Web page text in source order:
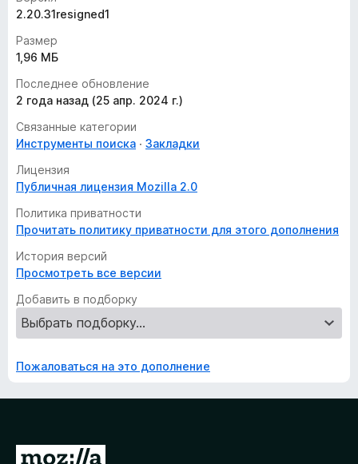
2.20.31resigned1
Размер
1,96 МБ
Последнее обновление
2 года назад (25 апр. 2024 г.)
Связанные категории
Инструменты поиска
Закладки
Лицензия
Публичная лицензия Mozilla 2.0
Политика приватности
Прочитать политику приватности для этого дополнения
История версий
Просмотреть все версии
Добавить в подборку
Пожаловаться на это дополнение
П